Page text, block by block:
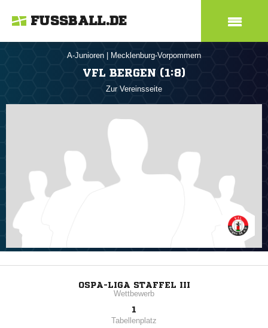
FUSSBALL.DE
A-Junioren Mecklenburg-Vorpommern
VFL BERGEN (1:8)
Zur Vereinsseite
OSPA-LIGA STAFFEL III
Wettbewerb
1
Tabellenplatz